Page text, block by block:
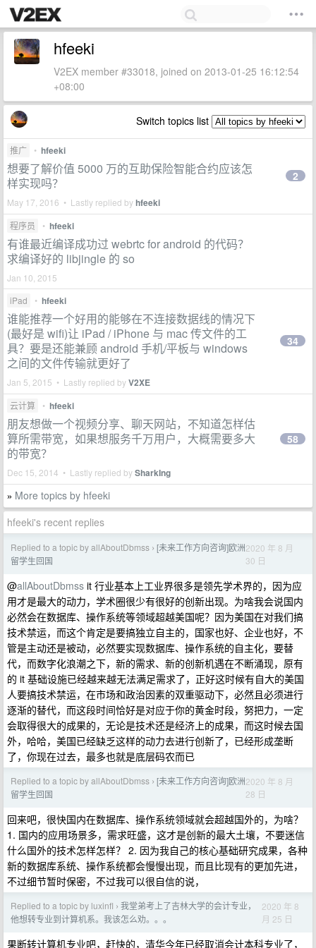
hfeeki
V2EX member #33018, joined on 2013-01-25 16:12:54
+08:00
Switch topics list
推广 • hfeeki
想要了解价值 5000 万的互助保险智能合约应该怎
样实现吗？
May 17, 2016 • Lastly replied byhfeeki
2
程序员 • hfeeki
有谁最近编译成功过 webrtc for android 的代码？
求编译好的 libjingle 的 so
Jan 10, 2015
iPad
• hfeeki
谁能推荐一个好用的能够在不连接数据线的情况下
(最好是 wifi)让 iPad / iPhone 与 mac 传文件的工
具？要是还能兼顾 android 手机/平板与 windows
之间的文件传输就更好了
Jan 5, 2015 • Lastly replied byV2XE
34
云计算 • hfeeki
朋友想做一个视频分享、聊天网站，不知道怎样估
算所需带宽，如果想服务千万用户，大概需要多大
的带宽？
Dec 15, 2014 • Lastly replied bySharkIng
58
» More topics by hfeeki
hfeeki's recent replies
Replied to a topic by allAboutDbmss › [未来工作方向咨询]欧洲
留学生回国
2020 年 8 月
30 日
@allAboutDbmss it 行业基本上工业界很多是领先学术界的，因为应
用才是最大的动力，学术圈很少有很好的创新出现。为啥我会说国内
必然会在数据库、操作系统等领域超越美国呢？因为美国在对我们搞
技术禁运，而这个肯定是要搞独立自主的，国家也好、企业也好，不
管是主动还是被动，必然要实现数据库、操作系统的自主化，要替
代，而数字化浪潮之下，新的需求、新的创新机遇在不断涌现，原有
的 it 基础设施已经越来越无法满足需求了，正好这时候有自大的美国
人要搞技术禁运，在市场和政治因素的双重驱动下，必然且必须进行
逐渐的替代，而这段时间恰好是对应于你的黄金时段，努把力，一定
会取得很大的成果的，无论是技术还是经济上的成果，而这时候去国
外，哈哈，美国已经缺乏这样的动力去进行创新了，已经形成垄断
了，你现在过去，最多也就是底层码农而已
Replied to a topic by allAboutDbmss › [未来工作方向咨询]欧洲
留学生回国
2020 年 8 月
28 日
回来吧，很快国内在数据库、操作系统领域就会超越国外的，为啥？
1. 国内的应用场景多，需求旺盛，这才是创新的最大土壤，不要迷信
什么国外的技术怎样怎样？ 2. 因为我自己的核心基础研究成果，各种
新的数据库系统、操作系统都会慢慢出现，而且比现有的更加先进，
不过细节暂时保密，不过我可以很自信的说，
Replied to a topic by luxinfl › 我堂弟考上了吉林大学的会计专业，
他想转专业到计算机系。我该怎么劝。。。
2020 年 8
月 25 日
果断转计算机专业吧，赶快的，清华今年已经取消会计本科专业了，